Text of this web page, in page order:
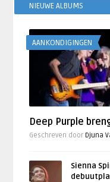
NIEUWE ALBUMS
AANKONDIGINGEN
Deep Purple
Geschreven door Djuna
Sienna